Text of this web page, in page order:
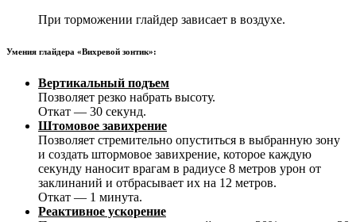
При торможении глайдер зависает в воздухе.
Умения глайдера «Вихревой зонтик»:
Вертикальный подъем
Позволяет резко набрать высоту.
Откат — 30 секунд.
Штомовое завихрение
Позволяет стремительно опуститься в выбранную зону
и создать штормовое завихрение, которое каждую
секунду наносит врагам в радиусе 8 метров урон от
заклинаний и отбрасывает их на 12 метров.
Откат — 1 минута.
Реактивное ускорение